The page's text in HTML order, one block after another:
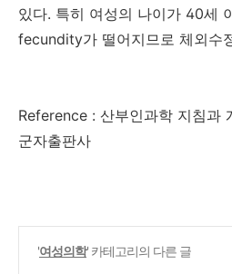
있다. 특히 여성의 나이가 40세
fecundity가 떨어지므로 체외수
Reference : 산부인과학 지침과
군자출판사
'여성의학' 카테고리의 다른 글